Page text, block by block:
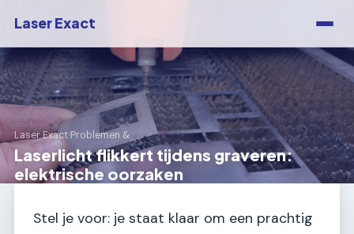
Laser Exact
Laser Exact›Problemen &
Laserlicht flikkert tijdens graveren:
elektrische oorzaken
Stel je voor: je staat klaar om een prachtig